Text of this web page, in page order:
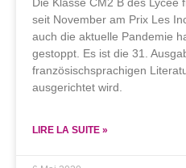
seit November am Prix Les
auch die aktuelle Pandemie
gestoppt. Es ist die 31.
französischsprachigen
ausgerichtet wird.
LIRE LA SUITE »